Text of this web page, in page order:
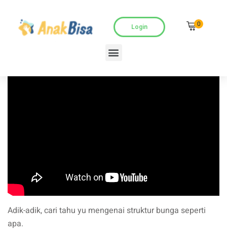
Login 0
Adik-adik, cari tahu yu mengenai struktur bunga seperti
apa.